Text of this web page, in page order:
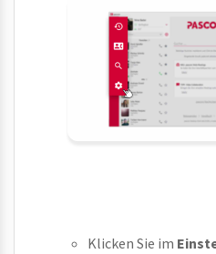
Klicken Sie im